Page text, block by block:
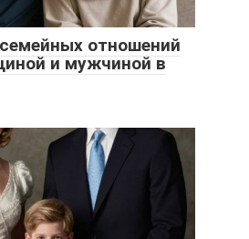
отношений
и мужчиной в